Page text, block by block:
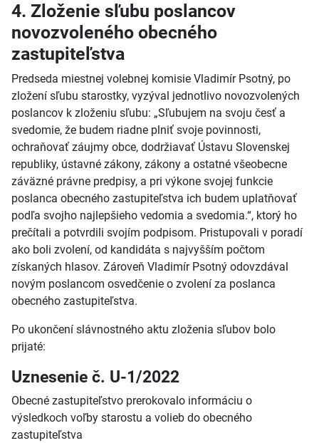
4. Zloženie sľubu poslancov
novozvoleného obecného
zastupiteľstva
Predseda miestnej volebnej komisie Vladimír Psotný, po
zložení sľubu starostky, vyzýval jednotlivo novozvolených
poslancov k zloženiu sľubu: „Sľubujem na svoju česť a
svedomie, že budem riadne plniť svoje povinnosti,
ochraňovať záujmy obce, dodržiavať Ústavu Slovenskej
republiky, ústavné zákony, zákony a ostatné všeobecne
záväzné právne predpisy, a pri výkone svojej funkcie
poslanca obecného zastupiteľstva ich budem uplatňovať
podľa svojho najlepšieho vedomia a svedomia.“, ktorý ho
prečítali a potvrdili svojím podpisom. Pristupovali v poradí
ako boli zvolení, od kandidáta s najvyšším počtom
získaných hlasov. Zároveň Vladimír Psotný odovzdával
novým poslancom osvedčenie o zvolení za poslanca
obecného zastupiteľstva.
Po ukončení slávnostného aktu zloženia sľubov bolo
prijaté:
Uznesenie č. U-1/2022
Obecné zastupiteľstvo prerokovalo informáciu o
výsledkoch voľby starostu a volieb do obecného
zastupiteľstva